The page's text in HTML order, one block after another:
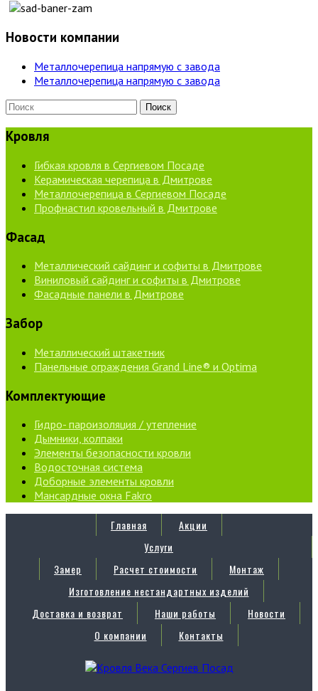
Новости компании
Металлочерепица напрямую с завода
Металлочерепица напрямую с завода
Кровля
Гибкая кровля в Сергиевом Посаде
Керамическая черепица в Дмитрове
Металлочерепица в Сергиевом Посаде
Профнастил кровельный в Дмитрове
Фасад
Металлический сайдинг и софиты в Дмитрове
Виниловый сайдинг и софиты в Дмитрове
Фасадные панели в Дмитрове
Забор
Металлический штакетник
Панельные ограждения Grand Line® и Optima
Комплектующие
Гидро- пароизоляция / утепление
Дымники, колпаки
Элементы безопасности кровли
Водосточная система
Доборные элементы кровли
Мансардные окна Fakro
Главная
Акции
Услуги
Замер
Расчет стоимости
Монтаж
Изготовление нестандартных изделий
Доставка и возврат
Наши работы
Новости
О компании
Контакты